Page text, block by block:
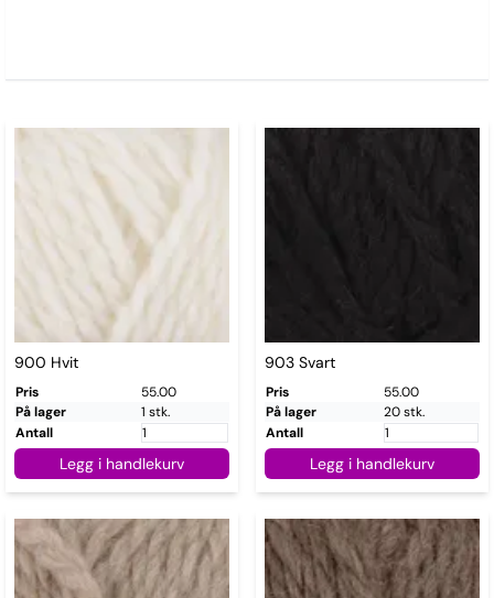
900 Hvit
Pris
55.00
På lager
1 stk.
Antall
Legg i handlekurv
903 Svart
Pris
55.00
På lager
20 stk.
Antall
Legg i handlekurv